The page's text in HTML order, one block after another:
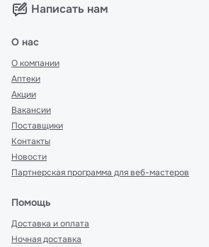
Написать нам
О нас
О компании
Аптеки
Акции
Вакансии
Поставщики
Контакты
Новости
Партнерская программа для веб-мастеров
Помощь
Доставка и оплата
Ночная доставка